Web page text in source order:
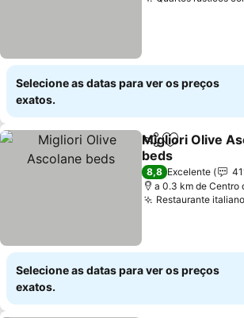
Selecione as datas para ver os preços
exatos.
PartilharAdicionar
Migliori Olive
beds
Ver preços
8,8 Excelente
a 0.3 km de Centro
Restaurante
Selecione as datas para ver os preços
exatos.